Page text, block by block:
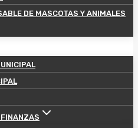
DE MASCOTAS Y ANIMALES